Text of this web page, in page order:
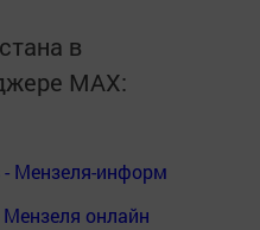
в
MАХ:
- Мензеля-информ
онлайн